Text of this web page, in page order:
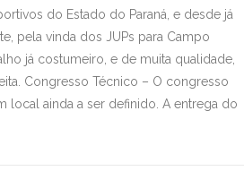
do Estado do Paraná, e desde já
pela vinda dos JUPs para Campo
já costumeiro, e de muita qualidade,
Congresso Técnico – O congresso
local ainda a ser definido. A entrega do